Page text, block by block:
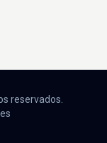
reservados.